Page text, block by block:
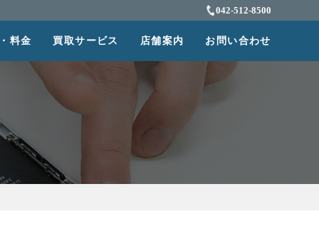
042-512-8500
料金 買取サービス 店舗案内 お問い合わせ